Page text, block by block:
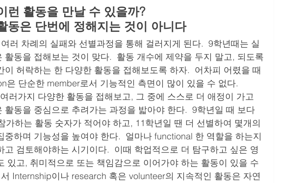
런 활동을 만날 수 있을까?
동은 단번에 정해지는 것이 아니다
러 차례의 실패와 선별과정을 통해 걸러지게 된다.  9학년때는 실
활동을 접해보는 것이 맞다.  활동 개수에 제약을 두지 말고, 되도록
이 허락하는 한 다양한 활동을 접해보도록 하자.  어차피 어렸을 때
은 단순한 member로서 기능적인 측면이 많이 있을 수 없다.
러가지 다양한 활동을 접해보고, 그 중에 스스로 더 애정이 가고
활동을 중심으로 추려가는 과정을 밟아야 한다.  9학년일 때 보다
가하는 활동 숫자가 적어야 하고, 11학년일 땐 더 선별하여 몇개의
중하며 기능성을 높여야 한다.  얼마나 functional 한 역할을 하는지
고 검토해야하는 시기이다.  이때 학업적으로 더 탐구하고 싶은 영
있고, 취미적으로 또는 책임감으로 이어가야 하는 활동이 있을 수
Internship이나 research 혹은 volunteer의 지속적인 활동은 자연